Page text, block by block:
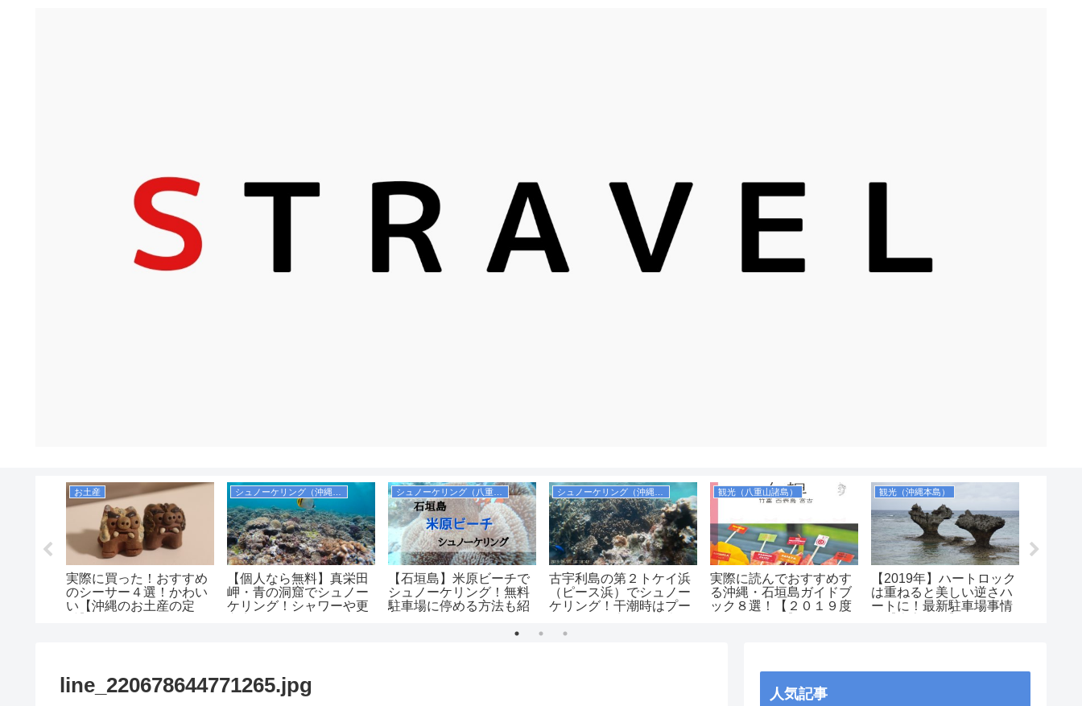
お土産
実際に買った！おすすめ
のシーサー４選！かわい
い【沖縄のお土産の定
【個人なら無料】真栄田
岬・青の洞窟でシュノー
ケリング！シャワーや更
シュノーケリング（八重山諸島）
【石垣島】米原ビーチで
シュノーケリング！無料
駐車場に停める方法も紹
古宇利島の第２トケイ浜
（ピース浜）でシュノー
ケリング！干潮時はプー
は無料！
観光（八重山諸島）
実際に読んでおすすめす
る沖縄・石垣島ガイドブ
ック８選！【２０１９度
観光（沖縄本島）
【2019年】ハートロック
は重ねると美しい逆さハ
ートに！最新駐車場事情
line_220678644771265.jpg 人気記事